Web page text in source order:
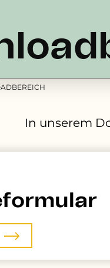
In unserem